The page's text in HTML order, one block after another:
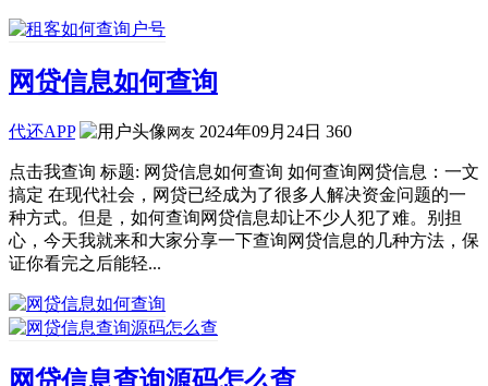
网贷信息如何查询
代还APP 网友 2024年09月24日 360
点击我查询 标题: 网贷信息如何查询 如何查询网贷信息：一文
搞定 在现代社会，网贷已经成为了很多人解决资金问题的一
种方式。但是，如何查询网贷信息却让不少人犯了难。别担
心，今天我就来和大家分享一下查询网贷信息的几种方法，保
证你看完之后能轻...